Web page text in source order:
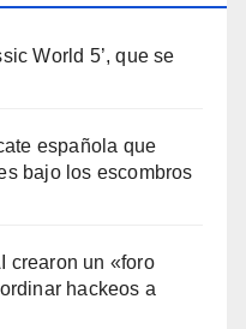
World 5’, que se
española que
bajo los escombros
crearon un «foro
hackeos a